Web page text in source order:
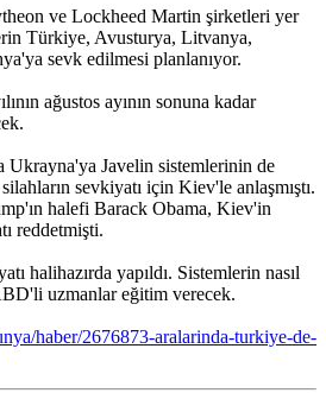
ve Lockheed Martin şirketleri yer
Türkiye, Avusturya, Litvanya,
sevk edilmesi planlanıyor.
ağustos ayının sonuna kadar
Ukrayna'ya Javelin sistemlerinin de
sevkiyatı için Kiev'le anlaşmıştı.
halefi Barack Obama, Kiev'in
reddetmişti.
halihazırda yapıldı. Sistemlerin nasıl
uzmanlar eğitim verecek.
haber/2676873-aralarinda-turkiye-de-